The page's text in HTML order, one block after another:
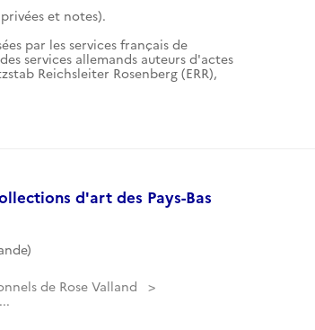
et notes).
par les services français de
services allemands auteurs d'actes
Reichsleiter Rosenberg (ERR),
d'art des Pays-Bas
de Rose Valland